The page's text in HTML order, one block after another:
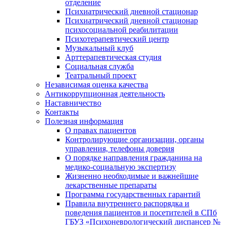
отделение
Психиатрический дневной стационар
Психиатрический дневной стационар
психосоциальной реабилитации
Психотерапевтический центр
Музыкальный клуб
Арттерапевтическая студия
Социальная служба
Театральный проект
Независимая оценка качества
Антикоррупционная деятельность
Наставничество
Контакты
Полезная информация
О правах пациентов
Контролирующие организации, органы
управления, телефоны доверия
О порядке направления гражданина на
медико-социальную экспертизу
Жизненно необходимые и важнейшие
лекарственные препараты
Программа государственных гарантий
Правила внутреннего распорядка и
поведения пациентов и посетителей в СПб
ГБУЗ «Психоневрологический диспансер №